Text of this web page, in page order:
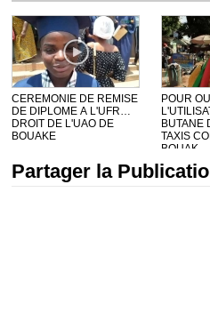
CEREMONIE DE REMISE
DE DIPLOME A L'UFR
DROIT DE L'UAO DE
BOUAKE
POUR
BUTANE
TAXIS
BOUAK...
Partager la